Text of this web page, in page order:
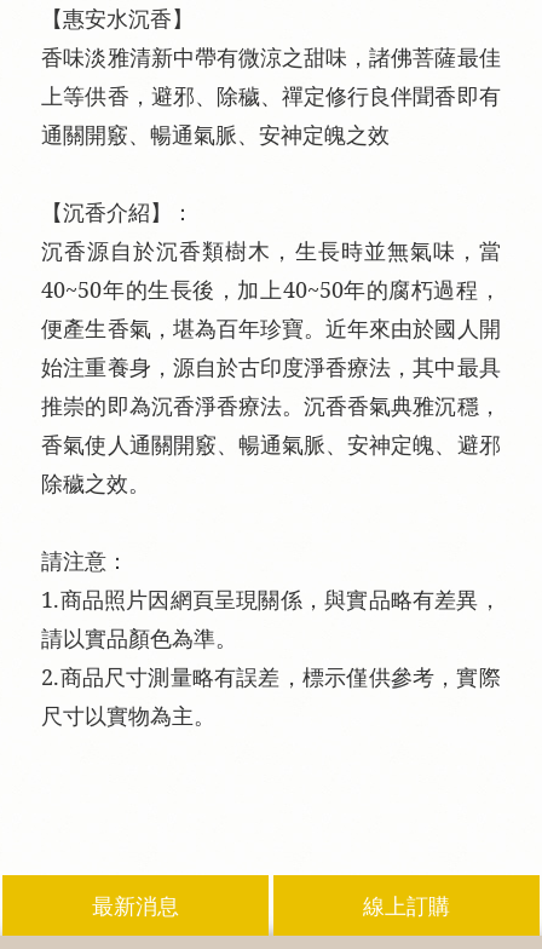
【惠安水沉香】
香味淡雅清新中帶有微涼之甜味，諸佛菩薩最佳
上等供香，避邪、除穢、禪定修行良伴聞香即有
通關開竅、暢通氣脈、安神定魄之效
【沉香介紹】：
沉香源自於沉香類樹木，生長時並無氣味，當
40~50年的生長後，加上40~50年的腐朽過程，
便產生香氣，堪為百年珍寶。近年來由於國人開
始注重養身，源自於古印度淨香療法，其中最具
推崇的即為沉香淨香療法。沉香香氣典雅沉穩，
香氣使人通關開竅、暢通氣脈、安神定魄、避邪
除穢之效。
請注意：
1.商品照片因網頁呈現關係，與實品略有差異，
請以實品顏色為準。
2.商品尺寸測量略有誤差，標示僅供參考，實際
尺寸以實物為主。
最新消息 線上訂購